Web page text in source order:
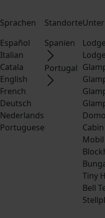
Sprachen
Español
Italian
Catala
English
French
Deutsch
Nederlands
Portuguese
Standorte
Spanien
Portugal
Tiny
Bell